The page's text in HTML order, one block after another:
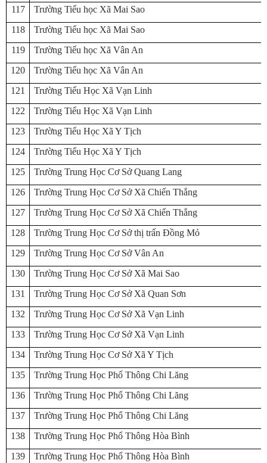
117
Trường Tiểu học Xã Mai Sao
118
Trường Tiểu học Xã Mai Sao
119
Trường Tiểu học Xã Vân An
120
Trường Tiểu học Xã Vân An
121
Trường Tiểu Học Xã Vạn Linh
122
Trường Tiểu Học Xã Vạn Linh
123
Trường Tiểu Học Xã Y Tịch
124
Trường Tiểu Học Xã Y Tịch
125
Trường Trung Học Cơ Sở Quang Lang
126
Trường Trung Học Cơ Sở Xã Chiến Thắng
127
Trường Trung Học Cơ Sở Xã Chiến Thắng
128
Trường Trung Học Cơ Sở thị trấn Đồng Mỏ
129
Trường Trung Học Cơ Sở Vân An
130
Trường Trung Học Cơ Sở Xã Mai Sao
131
Trường Trung Học Cơ Sở Xã Quan Sơn
132
Trường Trung Học Cơ Sở Xã Vạn Linh
133
Trường Trung Học Cơ Sở Xã Vạn Linh
134
Trường Trung Học Cơ Sở Xã Y Tịch
135
Trường Trung Học Phổ Thông Chi Lăng
136
Trường Trung Học Phổ Thông Chi Lăng
137
Trường Trung Học Phổ Thông Chi Lăng
138
Trường Trung Học Phổ Thông Hòa Bình
139
Trường Trung Học Phổ Thông Hòa Bình